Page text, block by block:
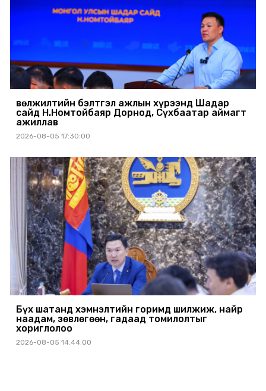
Өвөлжилтийн бэлтгэл ажлын хүрээнд Шадар
сайд Н.Номтойбаяр Дорнод, Сүхбаатар аймагт
ажиллав
2026-08-05 17:30:00
Бүх шатанд хэмнэлтийн горимд шилжиж, найр
наадам, зөвлөгөөн, гадаад томилолтыг
хориглолоо
2026-08-05 14:44:00